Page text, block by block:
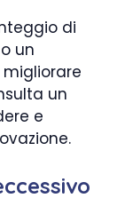
di
un
un
e